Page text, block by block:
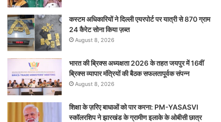
कस्टम अधिकारियों ने दिल्ली एयरपोर्ट पर यात्री से 870 ग्राम
24 कैरेट सोना किया ज़ब्त
August 8, 2026
भारत की ब्रिक्‍स अध्यक्षता 2026 के तहत जयपुर में 16वीं
ब्रिक्‍स व्यापार मंत्रियों की बैठक सफलतापूर्वक संपन्न
August 8, 2026
शिक्षा के ज़रिए बाधाओं को पार करना: PM-YASASVI
स्कॉलरशिप ने झारखंड के ग्रामीण इलाके के ओबीसी छात्र